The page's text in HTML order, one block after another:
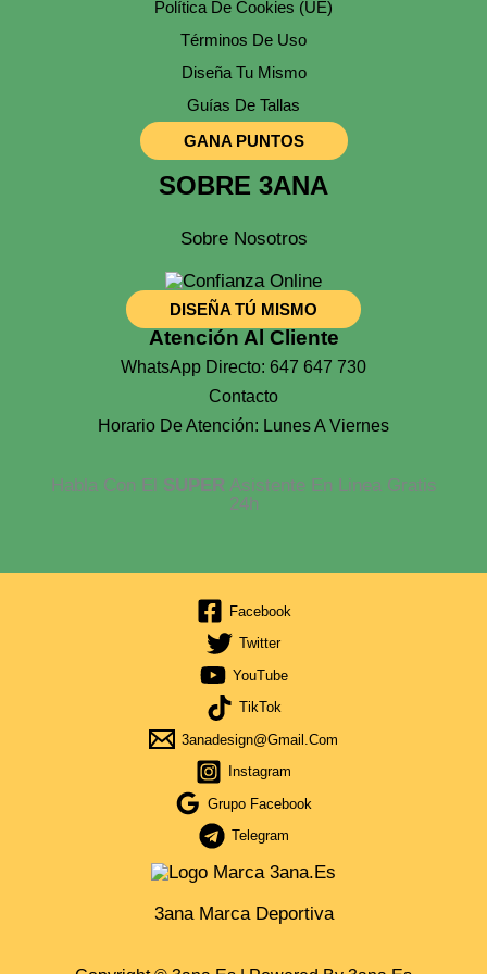
Política De Cookies (UE)
Términos De Uso
Diseña Tu Mismo
Guías De Tallas
GANA PUNTOS
SOBRE 3ANA
Sobre Nosotros
DISEÑA TÚ MISMO
Atención Al Cliente
WhatsApp Directo: 647 647 730
Contacto
Horario De Atención: Lunes A Viernes
Habla Con El SUPERAsistente En Linea Gratis
24h
Facebook
Twitter
YouTube
TikTok
3anadesign@gmail.com
Instagram
Grupo Facebook
Telegram
3ana Marca Deportiva